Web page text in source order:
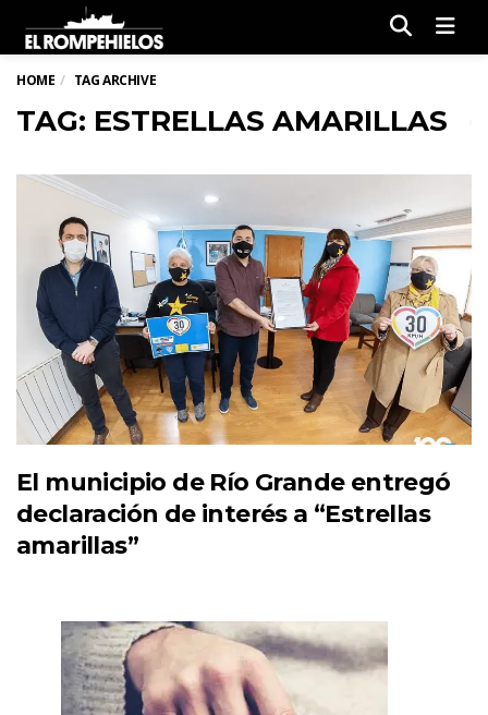
HOME TAG ARCHIVE
TAG: ESTRELLAS AMARILLAS
El municipio de Río Grande entregó
declaración de interés a “Estrellas
amarillas”